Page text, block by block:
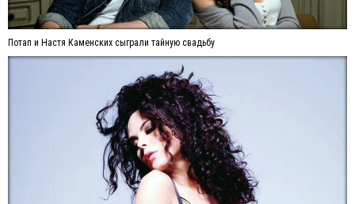
Потап и Настя Каменских сыграли тайную свадьбу